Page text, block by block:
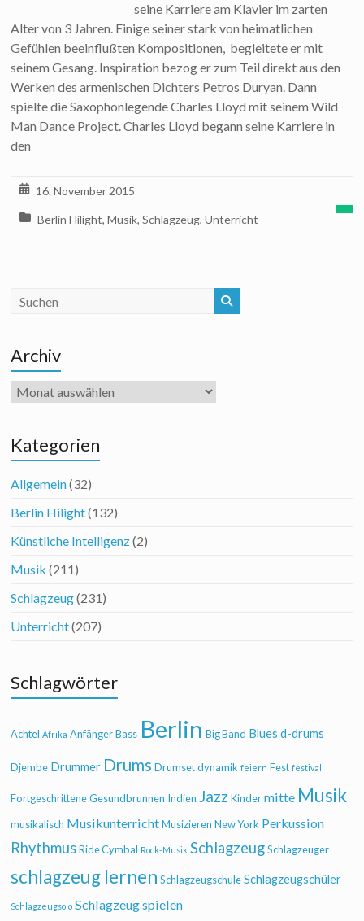
seine Karriere am Klavier im zarten
Alter von 3 Jahren. Einige seiner stark von heimatlichen
Gefühlen beeinflußten Kompositionen, begleitete er mit
seinem Gesang. Inspiration bezog er zum Teil direkt aus den
Werken des armenischen Dichters Petros Duryan. Dann
spielte die Saxophonlegende Charles Lloyd mit seinem Wild
Man Dance Project. Charles Lloyd begann seine Karriere in
den
16. November 2015
Berlin Hilight,Musik,Schlagzeug,Unterricht
Archiv
Archiv
Kategorien
Allgemein(32)
Berlin Hilight(132)
Künstliche Intelligenz(2)
Musik (211)
Schlagzeug(231)
Unterricht(207)
Schlagwörter
Achtel Afrika Anfänger Bass Berlin Big Band Blues d-drums
Djembe Drummer Drums Drumset dynamik feiern Fest festival
Fortgeschrittene Gesundbrunnen Indien Jazz Kinder mitte Musik
musikalisch Musikunterricht Musizieren New York Perkussion
Rhythmus Ride Cymbal Rock-Musik Schlagzeug Schlagzeuger
schlagzeug lernen Schlagzeugschule Schlagzeugschüler
Schlagzeugsolo Schlagzeug spielen